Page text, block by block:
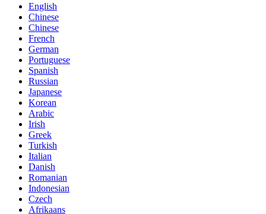
English
Chinese
Chinese
French
German
Portuguese
Spanish
Russian
Japanese
Korean
Arabic
Irish
Greek
Turkish
Italian
Danish
Romanian
Indonesian
Czech
Afrikaans